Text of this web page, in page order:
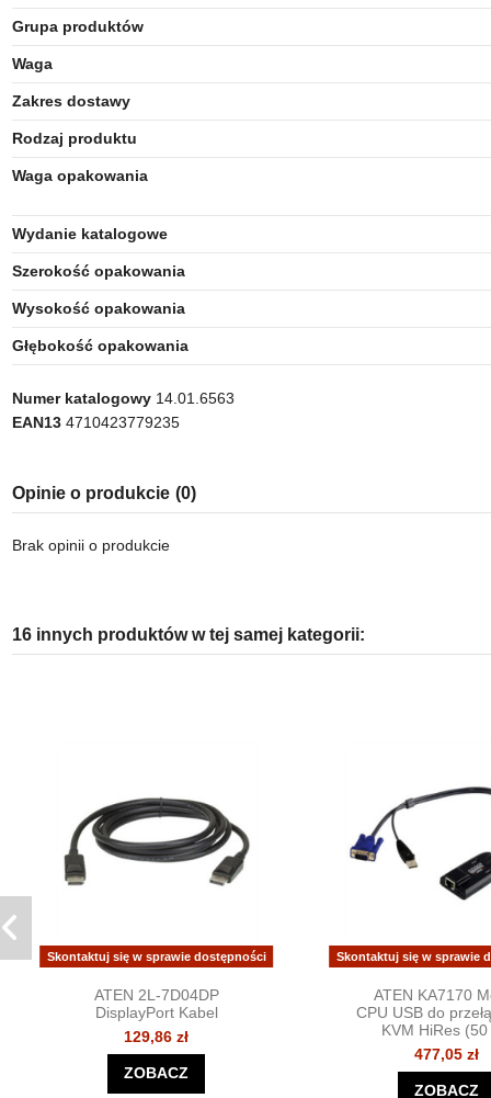
Grupa produktów
Waga
Zakres dostawy
Rodzaj produktu
Waga opakowania
Wydanie katalogowe
Szerokość opakowania
Wysokość opakowania
Głębokość opakowania
Numer katalogowy 14.01.6563
EAN13 4710423779235
Opinie o produkcie (0)
Brak opinii o produkcie
16 innych produktów w tej samej kategorii:
Skontaktuj się w sprawie dostępności
ATEN 2L-7D04DP
DisplayPort Kabel
129,86 zł
ZOBACZ
Skontaktuj się w sprawie
ATEN KA7170
CPU USB do
KVM HiRes
477,05 zł
ZOBACZ